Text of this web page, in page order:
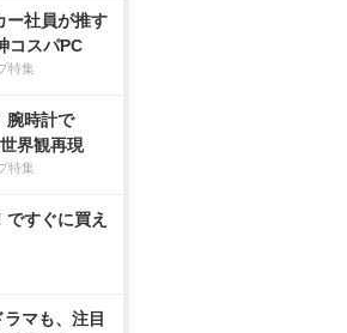
ー社員が推す
コスパPC
特集
腕時計で
界観再現
特集
ですぐに買え
マも、注目